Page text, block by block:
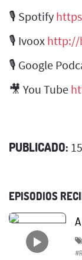
🎙 Spotify
🎙 Ivoox http://
🎙 Google
🎥 You Tube
PUBLICADO:
EPISODIOS